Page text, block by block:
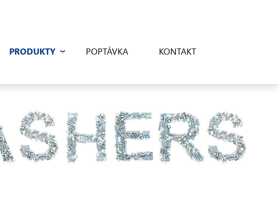
PRODUKTY POPTÁVKA KONTAKT